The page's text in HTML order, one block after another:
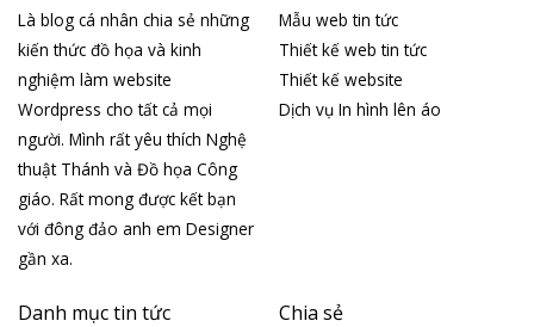
Là blog cá nhân chia sẻ những
kiến thức đồ họa và kinh
nghiệm làm website
Wordpress cho tất cả mọi
người. Mình rất yêu thích Nghệ
thuật Thánh và Đồ họa Công
giáo. Rất mong được kết bạn
với đông đảo anh em Designer
gần xa.
Mẫu web tin tức
Thiết kế web tin tức
Thiết kế website
Dịch vụ In hình lên áo
Danh mục tin tức Chia sẻ